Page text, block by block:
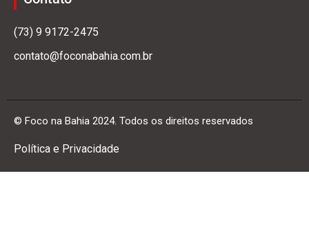
(73) 9 9172-2475
contato@foconabahia.com.br
© Foco na Bahia 2024. Todos os direitos reservados
Política e Privacidade